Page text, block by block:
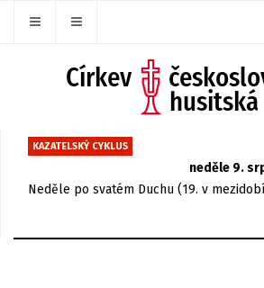
KAZATELSKÝ CYKLUS
neděle 9.
Neděle po svatém Duchu (19. v